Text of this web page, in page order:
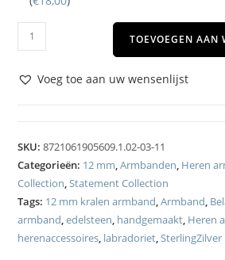
TOEVOEGEN AAN
Voeg toe aan uw wensenlijst
SKU:8721061905609.1.02-03-11
Categorieën: 12 mm,Armbanden, Heren
Collection,Statement Collection
Tags: 12 mm kralen armband,Armband,
armband,edelsteen, handgemaakt, Heren
herenaccessoires, labradoriet,SterlingZilver